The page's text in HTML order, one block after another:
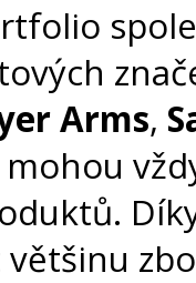
Arms,
mohou